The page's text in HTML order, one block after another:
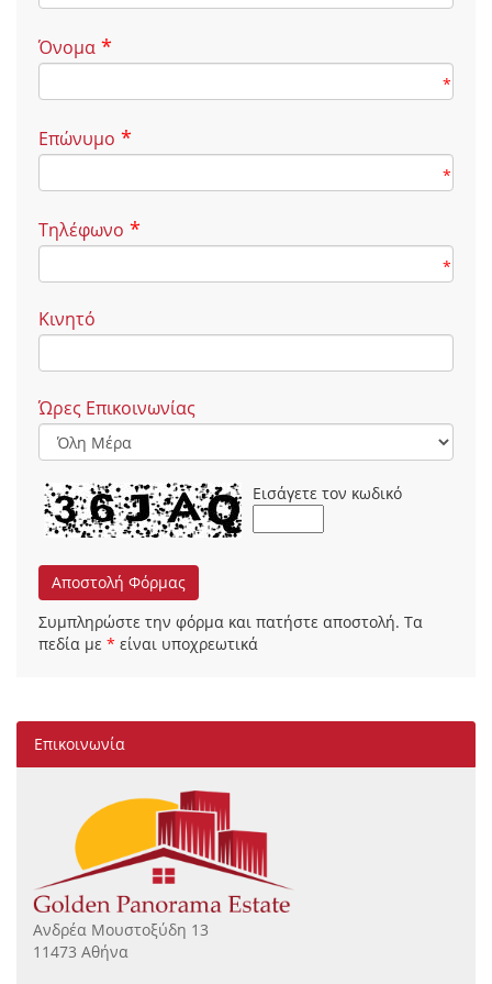
Όνομα *
*
Επώνυμο *
*
Τηλέφωνο *
*
Κινητό
Ώρες Επικοινωνίας
Εισάγετε τον κωδικό
Αποστολή Φόρμας
Συμπληρώστε την φόρμα και πατήστε αποστολή. Τα
πεδία με * είναι υποχρεωτικά
Επικοινωνία
Ανδρέα Μουστοξύδη 13
11473 Αθήνα